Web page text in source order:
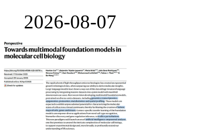
2026-08-07